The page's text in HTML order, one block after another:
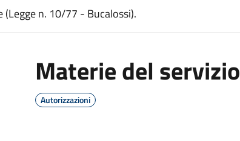
n. 10/77 - Bucalossi).
Materie del servizio
Autorizzazioni